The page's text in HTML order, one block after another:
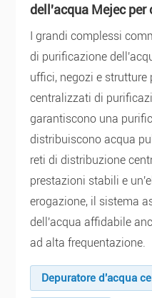
dell'acqua Mejec
I grandi complessi
di purificazione
uffici, negozi e strutture
centralizzati di
garantiscono una
distribuiscono acqua
reti di distribuzione
prestazioni stabili e
erogazione, il sistema
dell'acqua affidabile
ad alta frequentazione.
Depuratore d'acqua